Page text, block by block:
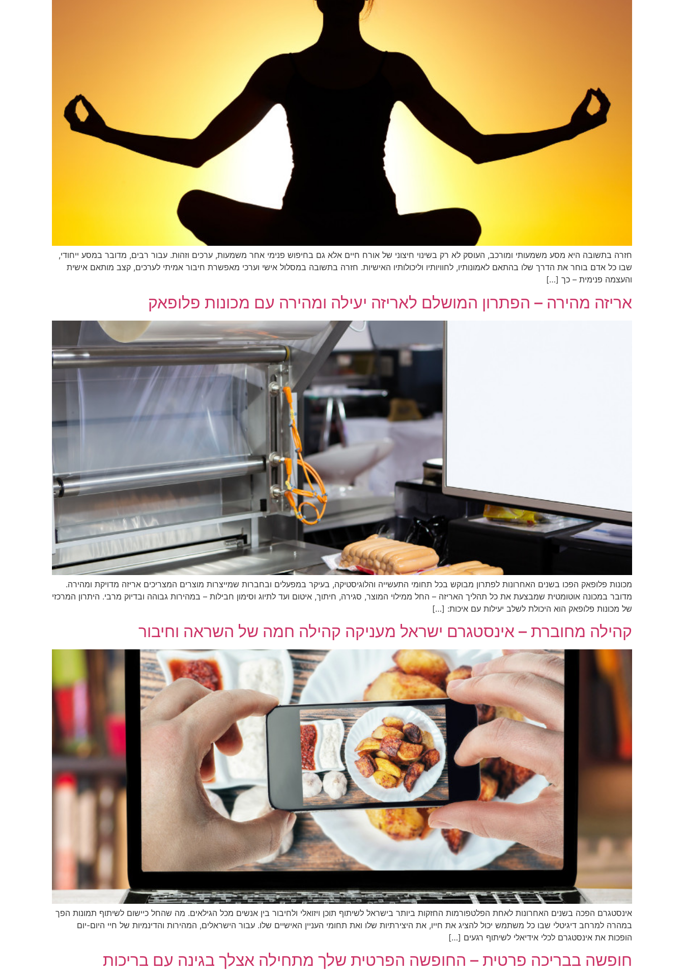
חזרה בתשובה היא מסע משמעותי ומורכב, העוסק לא רק בשינוי חיצוני של אורח חיים אלא גם בחיפוש פנימי אחר משמעות, ערכים וזהות. עבור רבים, מדובר במסע ייחודי,
שבו כל אדם בוחר את הדרך שלו בהתאם לאמונותיו, לחוויותיו וליכולותיו האישיות. חזרה בתשובה במסלול אישי וערכי מאפשרת חיבור אמיתי לערכים, קצב מותאם אישית
והעצמה פנימית – כך […]
אריזה מהירה – הפתרון המושלם לאריזה יעילה ומהירה עם מכונות פלופאק
מכונות פלופאק הפכו בשנים האחרונות לפתרון מבוקש בכל תחומי התעשייה והלוגיסטיקה, בעיקר במפעלים ובחברות שמייצרות מוצרים המצריכים אריזה מדויקת ומהירה.
מדובר במכונה אוטומטית שמבצעת את כל תהליך האריזה – החל ממילוי המוצר, סגירה, חיתוך, איטום ועד לתיוג וסימון חבילות – במהירות גבוהה ובדיוק מרבי. היתרון המרכזי
של מכונות פלופאק הוא היכולת לשלב יעילות עם איכות: […]
קהילה מחוברת – אינסטגרם ישראל מעניקה קהילה חמה של השראה וחיבור
אינסטגרם הפכה בשנים האחרונות לאחת הפלטפורמות החזקות ביותר בישראל לשיתוף תוכן ויזואלי ולחיבור בין אנשים מכל הגילאים. מה שהחל כיישום לשיתוף תמונות הפך
במהרה למרחב דיגיטלי שבו כל משתמש יכול להציג את חייו, את היצירתיות שלו ואת תחומי העניין האישיים שלו. עבור הישראלים, המהירות והדינמיות של חיי היום-יום
הופכות את אינסטגרם לכלי אידיאלי לשיתוף רגעים […]
חופשה בבריכה פרטית – החופשה הפרטית שלך מתחילה אצלך בגינה עם בריכות